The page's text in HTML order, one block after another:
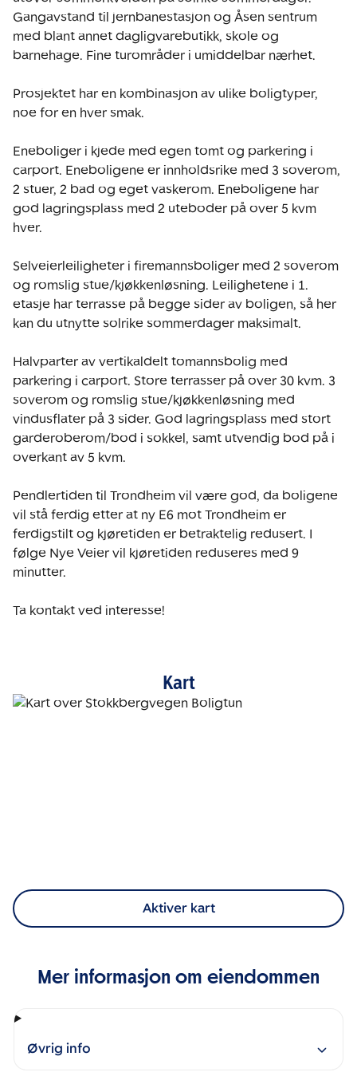
Gangavstand til jernbanestasjon og Åsen sentrum
med blant annet dagligvarebutikk, skole og
barnehage. Fine turområder i umiddelbar nærhet.
Prosjektet har en kombinasjon av ulike boligtyper,
noe for en hver smak.
Eneboliger i kjede med egen tomt og parkering i
carport. Eneboligene er innholdsrike med 3 soverom,
2 stuer, 2 bad og eget vaskerom. Eneboligene har
god lagringsplass med 2 uteboder på over 5 kvm
hver.
Selveierleiligheter i firemannsboliger med 2 soverom
og romslig stue/kjøkkenløsning. Leilighetene i 1.
etasje har terrasse på begge sider av boligen, så her
kan du utnytte solrike sommerdager maksimalt.
Halvparter av vertikaldelt tomannsbolig med
parkering i carport. Store terrasser på over 30 kvm. 3
soverom og romslig stue/kjøkkenløsning med
vindusflater på 3 sider. God lagringsplass med stort
garderoberom/bod i sokkel, samt utvendig bod på i
overkant av 5 kvm.
Pendlertiden til Trondheim vil være god, da boligene
vil stå ferdig etter at ny E6 mot Trondheim er
ferdigstilt og kjøretiden er betraktelig redusert. I
følge Nye Veier vil kjøretiden reduseres med 9
minutter.
Ta kontakt ved interesse!
Kart
Aktiver kart
Mer informasjon om eiendommen
Øvrig info